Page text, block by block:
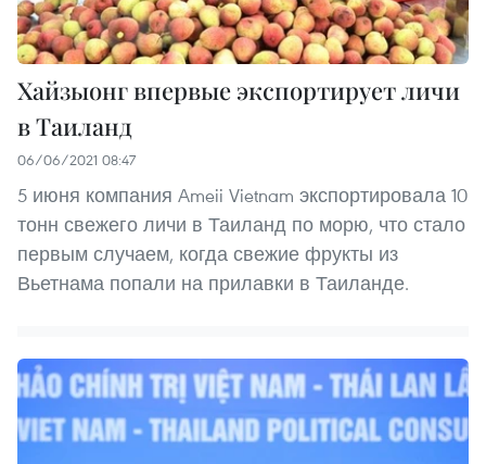
Хайзыонг впервые экспортирует личи
в Таиланд
06/06/2021 08:47
5 июня компания Ameii Vietnam экспортировала 10
тонн свежего личи в Таиланд по морю, что стало
первым случаем, когда свежие фрукты из
Вьетнама попали на прилавки в Таиланде.